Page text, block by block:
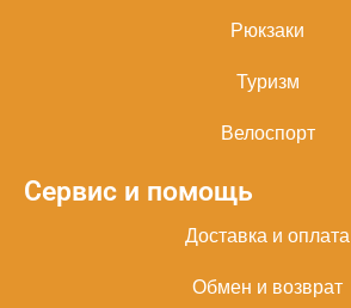
Рюкзаки
Туризм
Велоспорт
Сервис и помощь
Доставка и оплата
Обмен и возврат